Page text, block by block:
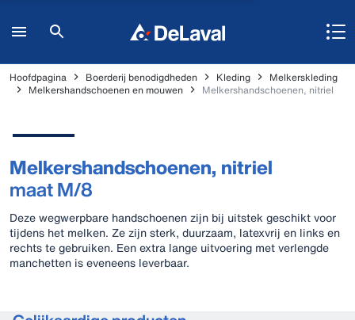
Hoofdpagina Boerderij benodigdheden Kleding
Melkerskleding
Melkershandschoenen en mouwen
Melkershandschoenen, nitriel
Melkershandschoenen, nitriel
maat M/8
Deze wegwerpbare handschoenen zijn bij uitstek geschikt voor
tijdens het melken. Ze zijn sterk, duurzaam, latexvrij en links en
rechts te gebruiken. Een extra lange uitvoering met verlengde
manchetten is eveneens leverbaar.